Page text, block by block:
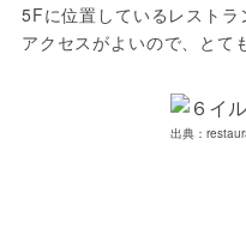
5Fに位置しているレスト
アクセスがよいので、とて
出典：